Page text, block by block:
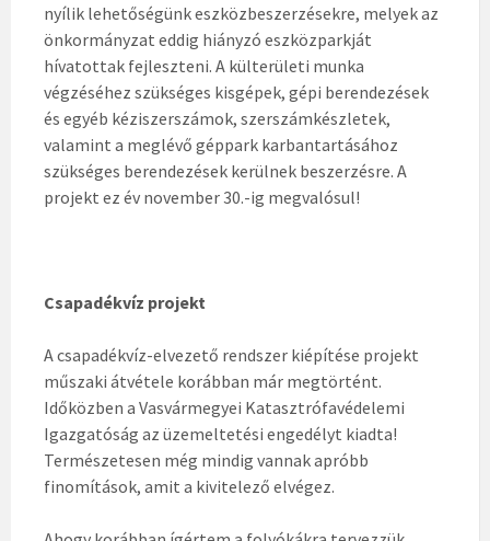
nyílik lehetőségünk eszközbeszerzésekre, melyek az
önkormányzat eddig hiányzó eszközparkját
hívatottak fejleszteni. A külterületi munka
végzéséhez szükséges kisgépek, gépi berendezések
és egyéb kéziszerszámok, szerszámkészletek,
valamint a meglévő géppark karbantartásához
szükséges berendezések kerülnek beszerzésre. A
projekt ez év november 30.-ig megvalósul!
Csapadékvíz projekt
A csapadékvíz-elvezető rendszer kiépítése projekt
műszaki átvétele korábban már megtörtént.
Időközben a Vasvármegyei Katasztrófavédelemi
Igazgatóság az üzemeltetési engedélyt kiadta!
Természetesen még mindig vannak apróbb
finomítások, amit a kivitelező elvégez.